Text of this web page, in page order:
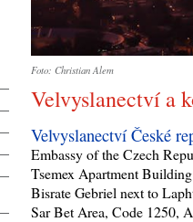
Foto: Christian Alem
Velvyslanectví a
Velvyslanectví České
Embassy of the Czech
Tsemex Apartment
Bisrate Gebriel next to
Sar Bet Area, Code 1250,